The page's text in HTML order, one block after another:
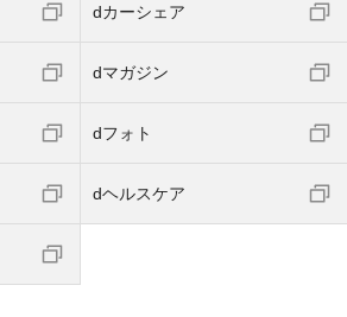
dカーシェア
dマガジン
dフォト
dヘルスケア